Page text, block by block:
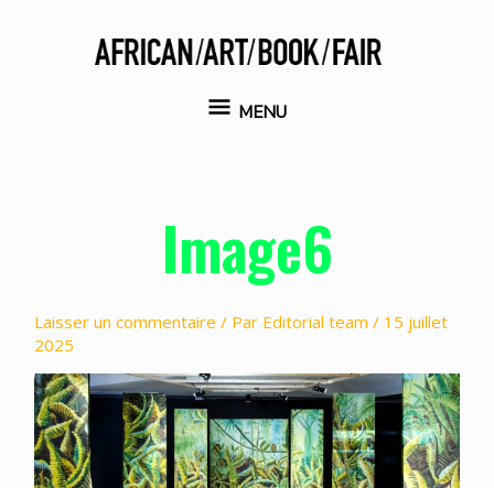
MENU
MENU
Image6
Laisser un commentaire / Par Editorial team / 15 juillet
2025